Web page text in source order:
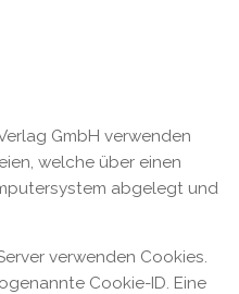
GmbH verwenden
welche über einen
abgelegt und
verwenden Cookies.
Cookie-ID. Eine